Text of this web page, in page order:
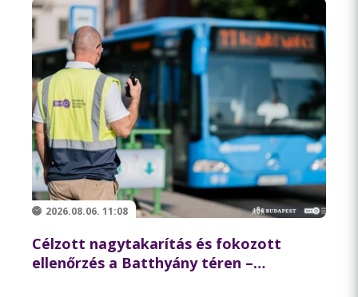
2026.08.06. 11:08
Célzott nagytakarítás és fokozott
ellenőrzés a Batthyány téren –